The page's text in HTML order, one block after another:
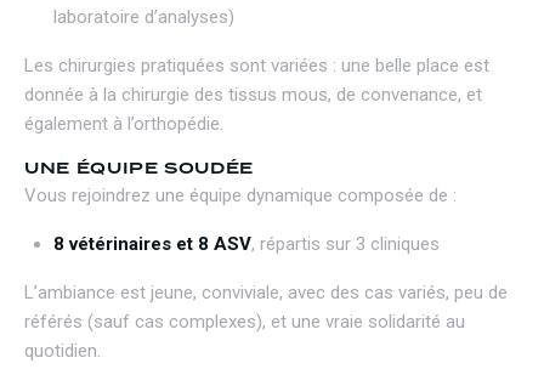
laboratoire d’analyses)
Les chirurgies pratiquées sont variées : une belle place est
donnée à la chirurgie des tissus mous, de convenance, et
également à l’orthopédie.
UNE ÉQUIPE SOUDÉE
Vous rejoindrez une équipe dynamique composée de :
8 vétérinaires et 8 ASV, répartis sur 3 cliniques
L’ambiance est jeune, conviviale, avec des cas variés, peu de
référés (sauf cas complexes), et une vraie solidarité au
quotidien.